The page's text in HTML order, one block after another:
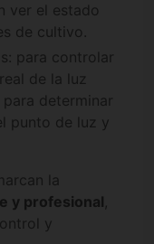
ver el estado
de cultivo.
para controlar
de la luz
determinar
punto de luz y
la
y profesional,
y